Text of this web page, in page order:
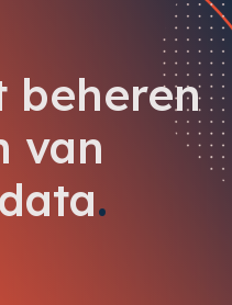
beheren
van
.